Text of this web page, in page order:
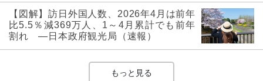
【図解】訪日外国人数、2026年4月は前年
比5.5％減369万人、1～4月累計でも前年
割れ ―日本政府観光局（速報）
もっと見る